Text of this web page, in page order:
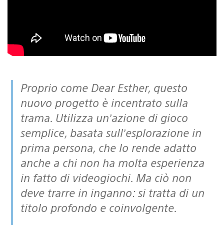
Proprio come Dear Esther, questo
nuovo progetto è incentrato sulla
trama. Utilizza un’azione di gioco
semplice, basata sull’esplorazione in
prima persona, che lo rende adatto
anche a chi non ha molta esperienza
in fatto di videogiochi. Ma ciò non
deve trarre in inganno: si tratta di un
titolo profondo e coinvolgente.